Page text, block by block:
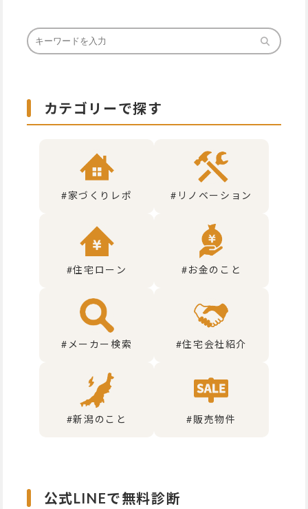
公式LINEで無料診断
カテゴリーで探す
#家づくりレポ #リノベーション
#住宅ローン #お金のこと
#メーカー検索 #住宅会社紹介
#新潟のこと #販売物件